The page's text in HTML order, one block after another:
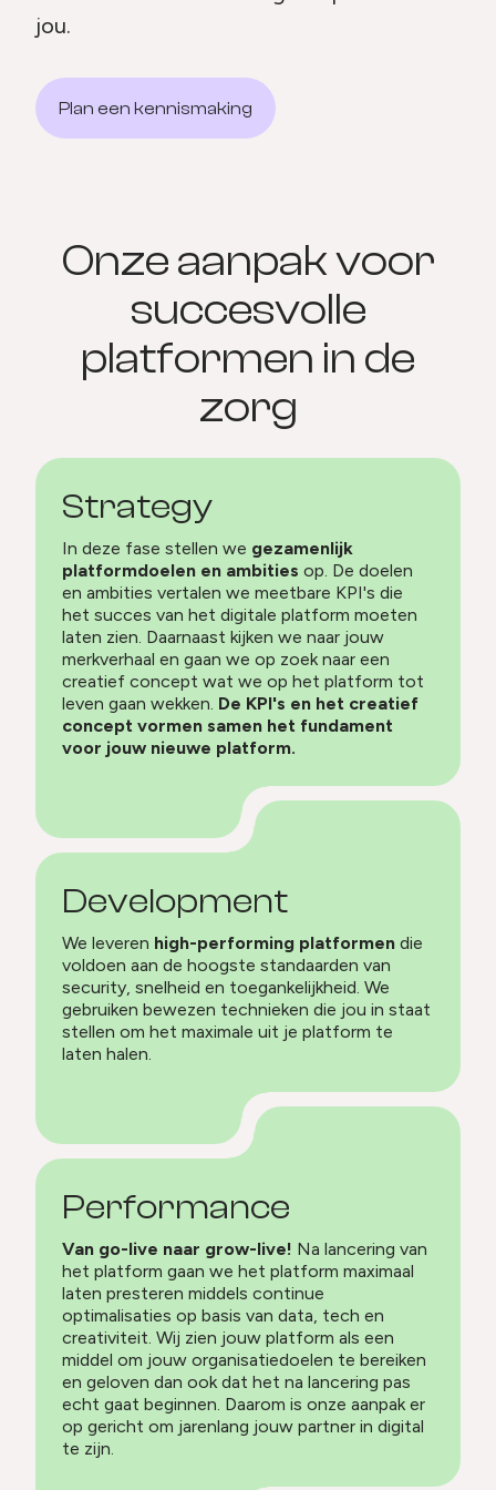
jou.
Plan een kennismaking
Onze aanpak voor
succesvolle
platformen in de
zorg
Strategy
In deze fase stellen we gezamenlijk
platformdoelen en ambities op. De doelen
en ambities vertalen we meetbare KPI's die
het succes van het digitale platform moeten
laten zien. Daarnaast kijken we naar jouw
merkverhaal en gaan we op zoek naar een
creatief concept wat we op het platform tot
leven gaan wekken. De KPI's en het creatief
concept vormen samen het fundament
voor jouw nieuwe platform.
Development
We leveren high-performing platformen die
voldoen aan de hoogste standaarden van
security, snelheid en toegankelijkheid. We
gebruiken bewezen technieken die jou in staat
stellen om het maximale uit je platform te
laten halen.
Performance
Van go-live naar grow-live! Na lancering van
het platform gaan we het platform maximaal
laten presteren middels continue
optimalisaties op basis van data, tech en
creativiteit. Wij zien jouw platform als een
middel om jouw organisatiedoelen te bereiken
en geloven dan ook dat het na lancering pas
echt gaat beginnen. Daarom is onze aanpak er
op gericht om jarenlang jouw partner in digital
te zijn.